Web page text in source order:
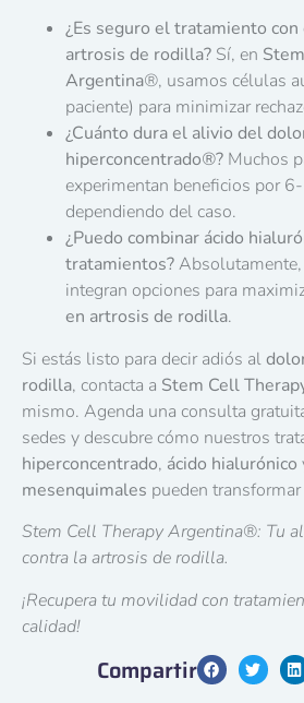
¿Es seguro el tratamiento
artrosis de rodilla? Sí, en
Argentina®, usamos células
paciente) para minimizar
¿Cuánto dura el alivio del
hiperconcentrado®? Muchos
experimentan beneficios por
dependiendo del caso.
¿Puedo combinar ácido
tratamientos?
integran opciones para
en artrosis de rodilla.
Si estás listo para decir adiós al
rodilla, contacta a Stem Cell
mismo. Agenda una consulta
sedes y descubre cómo nuestros
hiperconcentrado, ácido hialurónico
mesenquimales pueden
Stem Cell Therapy Argentina®: Tu
contra la artrosis de rodilla.
¡Recupera tu movilidad con
calidad!
Compartir